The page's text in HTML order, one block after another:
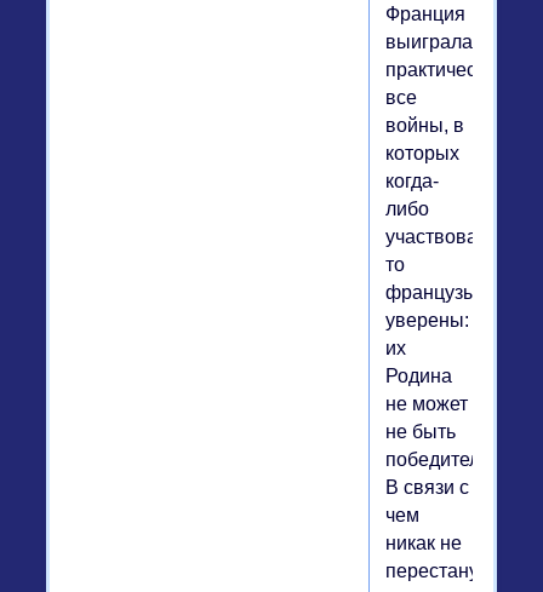
Франция
выиграла
практически
все
войны, в
которых
когда-
либо
участвовала,
то
французы
уверены:
их
Родина
не может
не быть
В связи с
чем
никак не
перестанут